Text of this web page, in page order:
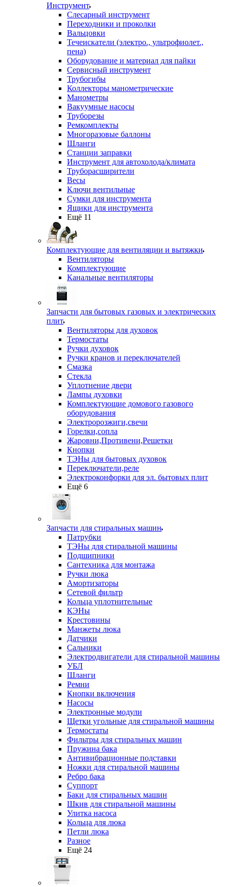
Инструмент
Слесарный инструмент
Переходники и проколки
Вальцовки
Течеискатели (электро., ультрофиолет.,
пена)
Оборудование и материал для пайки
Сервисный инструмент
Трубогибы
Коллекторы манометрические
Манометры
Вакуумные насосы
Труборезы
Ремкомплекты
Многоразовые баллоны
Шланги
Станции заправки
Инструмент для автохолода/климата
Труборасширители
Весы
Ключи вентильные
Сумки для инструмента
Ящики для инструмента
Ещё 11
Комплектующие для вентиляции и вытяжки
Вентиляторы
Комплектующие
Канальные вентиляторы
Запчасти для бытовых газовых и электрических
плит
Вентиляторы для духовок
Термостаты
Ручки духовок
Ручки кранов и переключателей
Смазка
Стекла
Уплотнение двери
Лампы духовки
Комплектующие домового газового
оборудования
Электророзжиги,свечи
Горелки,сопла
Жаровни,Противени,Решетки
Кнопки
ТЭНы для бытовых духовок
Переключатели,реле
Электроконфорки для эл. бытовых плит
Ещё 6
Запчасти для стиральных машин
Патрубки
ТЭНы для стиральной машины
Подшипники
Сантехника для монтажа
Ручки люка
Амортизаторы
Сетевой фильтр
Кольца уплотнительные
КЭНы
Крестовины
Манжеты люка
Датчики
Сальники
Электродвигатели для стиральной машины
УБЛ
Шланги
Ремни
Кнопки включения
Насосы
Электронные модули
Щетки угольные для стиральной машины
Термостаты
Фильтры для стиральных машин
Пружина бака
Антивибрационные подставки
Ножки для стиральной машины
Ребро бака
Суппорт
Баки для стиральных машин
Шкив для стиральной машины
Улитка насоса
Кольца для люка
Петли люка
Разное
Ещё 24